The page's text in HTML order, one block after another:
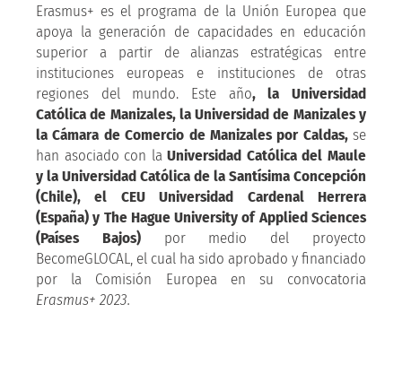
Erasmus+ es el programa de la Unión Europea que
apoya la generación de capacidades en educación
superior a partir de alianzas estratégicas entre
instituciones europeas e instituciones de otras
regiones del mundo. Este año, la Universidad
Católica de Manizales, la Universidad de Manizales y
la Cámara de Comercio de Manizales por Caldas,se
han asociado con laUniversidad Católica del Maule
y la Universidad Católica de la Santísima Concepción
(Chile), el CEU Universidad Cardenal Herrera
(España) y The Hague University of Applied Sciences
(Países Bajos)por medio del proyecto
BecomeGLOCAL, el cual ha sido aprobado y financiado
por la Comisión Europea en su convocatoria
Erasmus+ 2023.